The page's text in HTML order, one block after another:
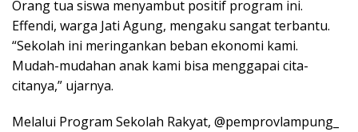
Orang tua siswa menyambut positif program ini.
Effendi, warga Jati Agung, mengaku sangat terbantu.
“Sekolah ini meringankan beban ekonomi kami.
Mudah-mudahan anak kami bisa menggapai cita-
citanya,” ujarnya.
Melalui Program Sekolah Rakyat, @pemprovlampung_